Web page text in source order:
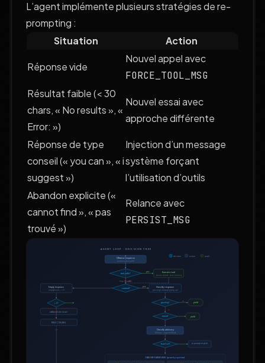
L’agent implémente plusieurs stratégies de re-
prompting :
Situation
Action
Réponse vide
Nouvel appel avec
FORCE_TOOL_MSG
Résultat faible (< 30
chars, « No results », «
Error: »)
Nouvel essai avec
approche différente
Réponse de type
conseil (« you can », « i
suggest »)
Injection d’un message
système forçant
l’utilisation d’outils
Abandon explicite («
cannot find », « pas
trouvé »)
Relance avec
PERSIST_MSG